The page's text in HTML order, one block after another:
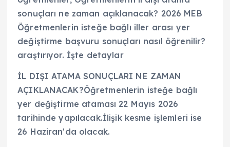
sonuçları ne zaman açıklanacak? 2026 MEB
Öğretmenlerin isteğe bağlı iller arası yer
değiştirme başvuru sonuçları nasıl öğrenilir?
araştırıyor. İşte detaylar
İL DIŞI ATAMA SONUÇLARI NE ZAMAN
AÇIKLANACAK?Öğretmenlerin isteğe bağlı
yer değiştirme ataması 22 Mayıs 2026
tarihinde yapılacak.İlişik kesme işlemleri ise
26 Haziran'da olacak.